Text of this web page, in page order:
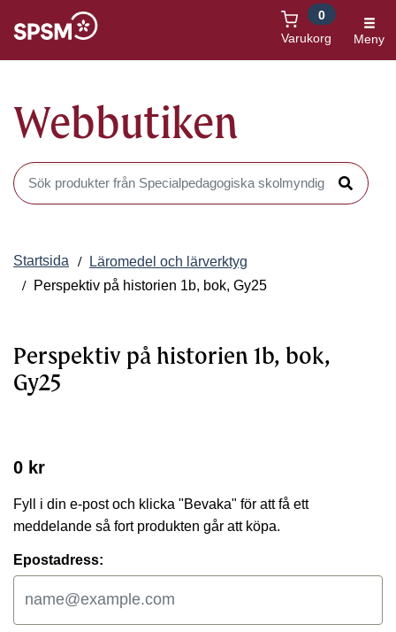
Varukorg
0
Meny
Webbutiken
Sök produkter i Webbutiken
Sök
Startsida
Läromedel och lärverktyg
Perspektiv på historien 1b, bok, Gy25
Perspektiv på historien 1b, bok,
Gy25
0 kr
Fyll i din e-post och klicka "Bevaka" för att få ett
meddelande så fort produkten går att köpa.
Epostadress: